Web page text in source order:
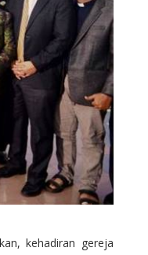
kehadiran gereja